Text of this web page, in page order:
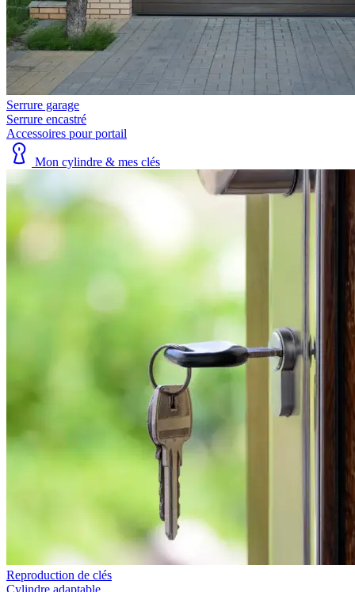
Serrure garage
Serrure encastré
Accessoires pour portail
Mon cylindre & mes clés
Reproduction de clés
Cylindre adaptable